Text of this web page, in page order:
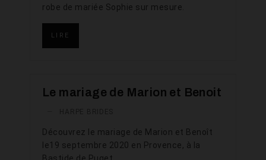
robe de mariée Sophie sur mesure.
LIRE
Le mariage de Marion et Benoit
Découvrez le mariage de Marion et Benoît
le19 septembre 2020 en Provence, à la